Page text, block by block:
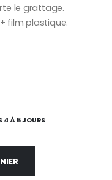
le grattage.
film plastique.
4 À 5 JOURS